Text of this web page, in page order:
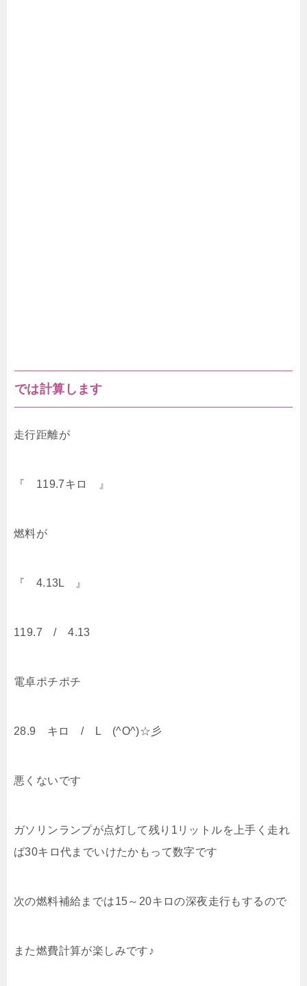
では計算します
走行距離が
『 119.7キロ 』
燃料が
『 4.13L 』
119.7 / 4.13
電卓ポチポチ
28.9 キロ / L (^O^)☆彡
悪くないです
ガソリンランプが点灯して残り1リットルを上手く走れ
ば30キロ代までいけたかもって数字です
次の燃料補給までは15～20キロの深夜走行もするので
また燃費計算が楽しみです♪